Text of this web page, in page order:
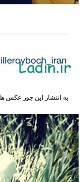
به انتشار این جور عکس